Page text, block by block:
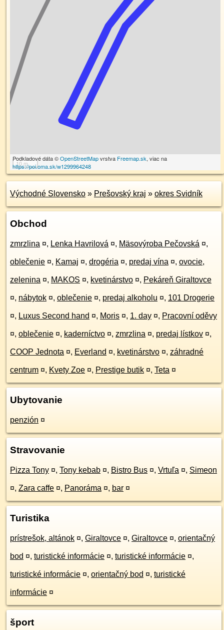
10 m
Podkladové dáta ©OpenStreetMapvrstva Freemap.sk, viac na
https://poi.oma.sk/w1299964248
Východné Slovensko » Prešovský kraj » okres Svidník
Obchod
zmrzlina ¤, Lenka Havrilová ¤, Mäsovýroba Pečovská ¤,
oblečenie ¤, Kamaj ¤, drogéria ¤, predaj vína ¤, ovocie,
zelenina ¤, MAKOS ¤, kvetinárstvo ¤, Pekáreň Giraltovce
¤, nábytok ¤, oblečenie ¤, predaj alkoholu ¤, 101 Drogerie
¤, Luxus Second hand ¤, Moris ¤, 1. day ¤, Pracovní oděvy
¤, oblečenie ¤, kaderníctvo ¤, zmrzlina ¤, predaj lístkov ¤,
COOP Jednota ¤, Everland ¤, kvetinárstvo ¤, záhradné
centrum ¤, Kvety Zoe ¤, Prestige butik ¤, Teta ¤
Ubytovanie
penzión ¤
Stravovanie
Pizza Tony ¤, Tony kebab ¤, Bistro Bus ¤, Vrtuľa ¤, Simeon
¤, Zara caffe ¤, Panoráma ¤, bar ¤
Turistika
prístrešok, altánok ¤, Giraltovce ¤, Giraltovce ¤, orientačný
bod ¤, turistické informácie ¤, turistické informácie ¤,
turistické informácie ¤, orientačný bod ¤, turistické
informácie ¤
šport